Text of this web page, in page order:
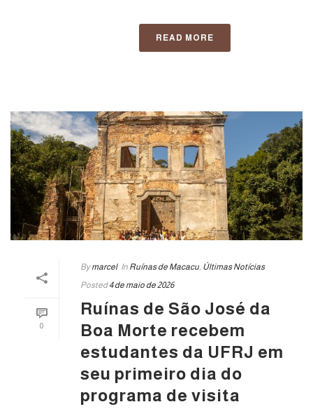
READ MORE
0
By marcel In Ruínas de Macacu, Últimas Notícias
Posted 4 de maio de 2026
Ruínas de São José da
Boa Morte recebem
estudantes da UFRJ em
seu primeiro dia do
programa de visita